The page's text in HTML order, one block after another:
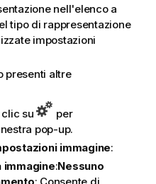
nell'elenco a
tipo di rappresentazione
impostazioni
presenti altre
clic su
per
pop-up.
immagine:
immagine:Nessuno